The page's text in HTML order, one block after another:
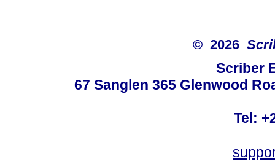
© 2026
Scriber
67 Sanglen 365 Glenwood
Tel: